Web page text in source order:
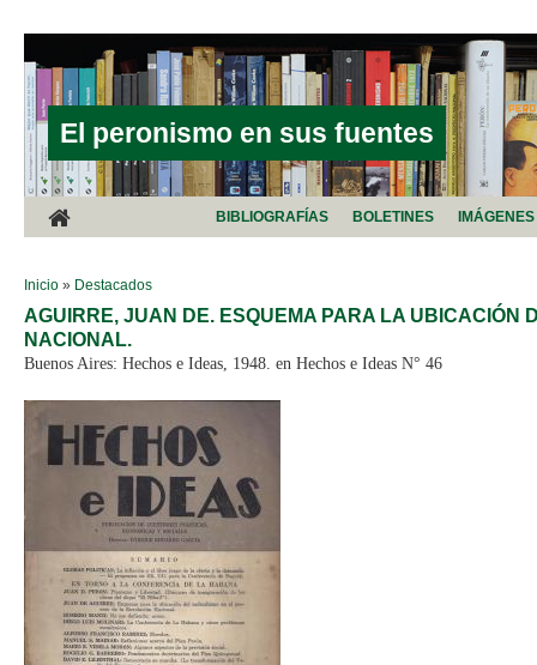
El peronismo en sus fuentes
BIBLIOGRAFÍAS BOLETINES IMÁGENES
SE ENCUENTRA USTED AQUÍ
Inicio » Destacados
AGUIRRE, JUAN DE. ESQUEMA PARA LA UBICACIÓN
NACIONAL.
Buenos Aires: Hechos e Ideas, 1948. en Hechos e Ideas N° 46